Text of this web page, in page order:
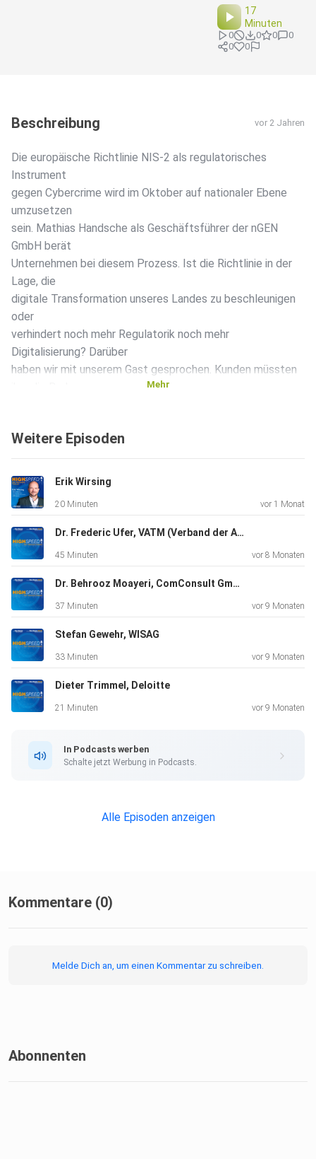
17
Minuten
0 0 0
0
0
0
Beschreibung vor 2 Jahren
Die europäische Richtlinie NIS-2 als regulatorisches
Instrument
gegen Cybercrime wird im Oktober auf nationaler Ebene
umzusetzen
sein. Mathias Handsche als Geschäftsführer der nGEN
GmbH berät
Unternehmen bei diesem Prozess. Ist die Richtlinie in der
Lage, die
digitale Transformation unseres Landes zu beschleunigen
oder
verhindert noch mehr Regulatorik noch mehr
Digitalisierung? Darüber
haben wir mit unserem Gast gesprochen. Kunden müssten
spannendes Gespräch erwartet unsere Zuhörerinnen. Denn
Herausforderungen, vor denen die Unternehmen stehen,
sind immens.
Vielfach fehlen Sicherheitsrichtlinien, Verantwortlichkeiten
oder
der Überblick über die Assets. Vom Know-how mal ganz zu
Viel Spaß beim Reinhören!
Mehr
Weitere Episoden
Erik Wirsing
20 Minuten vor 1 Monat
Dr. Frederic Ufer, VATM (Verband der Anbieter im Digital- und Telekommunikationsmarkt)
45 Minuten vor 8 Monaten
Dr. Behrooz Moayeri, ComConsult GmbH
37 Minuten vor 9 Monaten
Stefan Gewehr, WISAG
33 Minuten vor 9 Monaten
Dieter Trimmel, Deloitte
21 Minuten vor 9 Monaten
In Podcasts werben
Schalte jetzt Werbung in Podcasts.
Alle Episoden anzeigen
Kommentare (0)
Melde Dich an, um einen Kommentar zu schreiben.
Abonnenten